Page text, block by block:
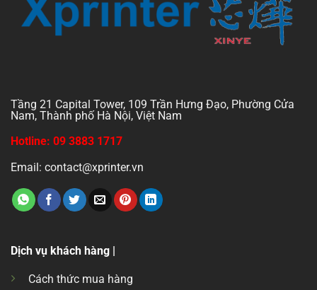
Tầng 21 Capital Tower, 109 Trần Hưng Đạo, Phường Cửa
Nam, Thành phố Hà Nội, Việt Nam
Hotline: 09 3883 1717
Email: contact@xprinter.vn
Dịch vụ khách hàng |
Cách thức mua hàng